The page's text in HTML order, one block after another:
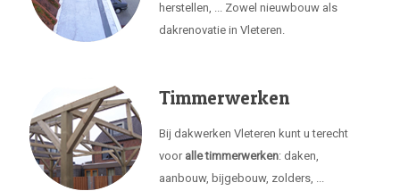
herstellen, ... Zowel nieuwbouw als
dakrenovatie in Vleteren.
Timmerwerken
Bij dakwerken Vleteren kunt u terecht
voor alle timmerwerken: daken,
aanbouw, bijgebouw, zolders, ...